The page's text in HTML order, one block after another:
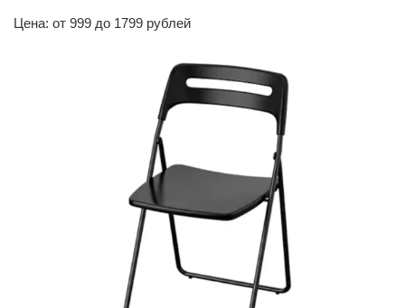
Цена: от 999 до 1799 рублей